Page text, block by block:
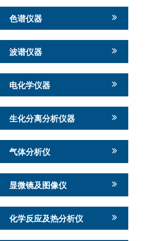
色谱仪器
波谱仪器
电化学仪器
生化分离分析仪器
气体分析仪
显微镜及图像仪
化学反应及热分析仪